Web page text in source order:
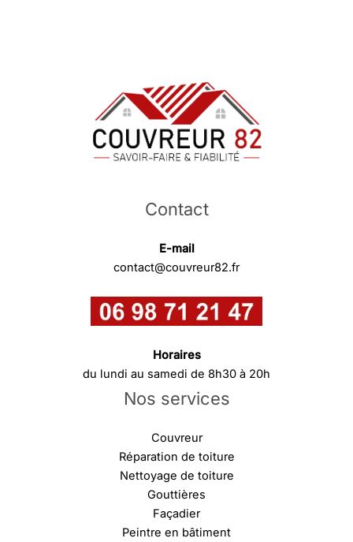
Contact
E-mail
contact@couvreur82.fr
Horaires
du lundi au samedi de 8h30 à 20h
Nos services
Couvreur
Réparation de toiture
Nettoyage de toiture
Gouttières
Façadier
Peintre en bâtiment